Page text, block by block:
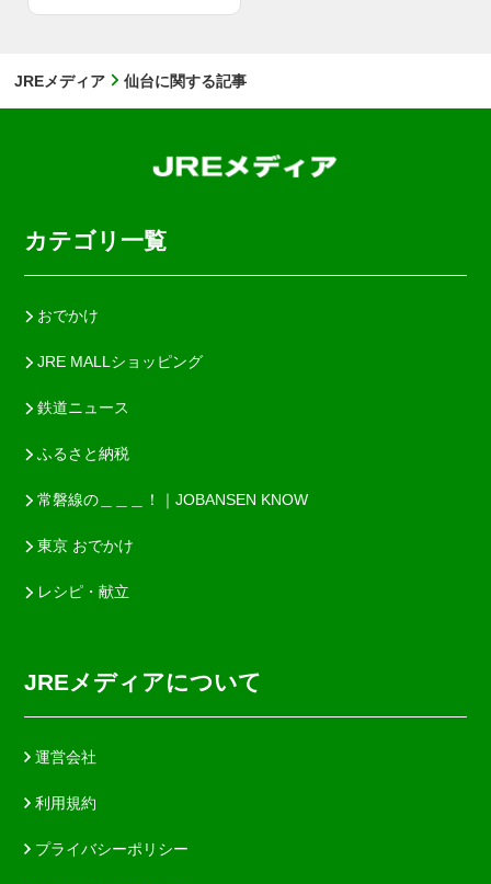
JREメディア 仙台に関する記事
カテゴリ一覧
おでかけ
JRE MALLショッピング
鉄道ニュース
ふるさと納税
常磐線の＿＿＿！｜JOBANSEN KNOW
東京 おでかけ
レシピ・献立
JREメディアについて
運営会社
利用規約
プライバシーポリシー